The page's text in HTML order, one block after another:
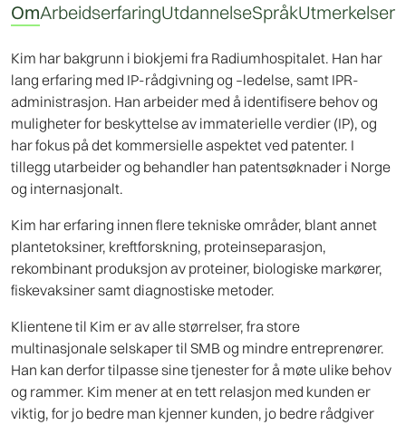
OmArbeidserfaringUtdannelseSpråkUtmerkelser
Kim har bakgrunn i biokjemi fra Radiumhospitalet. Han har
lang erfaring med IP-rådgivning og –ledelse, samt IPR-
administrasjon. Han arbeider med å identifisere behov og
muligheter for beskyttelse av immaterielle verdier (IP), og
har fokus på det kommersielle aspektet ved patenter. I
tillegg utarbeider og behandler han patentsøknader i Norge
og internasjonalt.
Kim har erfaring innen flere tekniske områder, blant annet
plantetoksiner, kreftforskning, proteinseparasjon,
rekombinant produksjon av proteiner, biologiske markører,
fiskevaksiner samt diagnostiske metoder.
Klientene til Kim er av alle størrelser, fra store
multinasjonale selskaper til SMB og mindre entreprenører.
Han kan derfor tilpasse sine tjenester for å møte ulike behov
og rammer. Kim mener at en tett relasjon med kunden er
viktig, for jo bedre man kjenner kunden, jo bedre rådgiver